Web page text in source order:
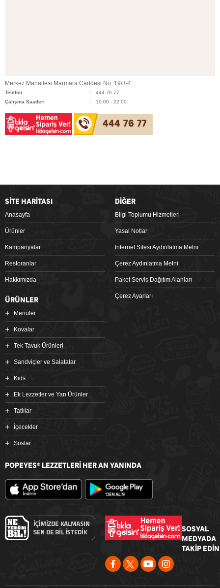
Merkez Mahallesi Marmara Caddesi No: 19/3-4
Telefon
444 76 77
Çalışma Saatleri
10:00 - 22:00
444 76 77
SİTE HARİTASI
Anasayfa
Ürünler
Kampanyalar
Restoranlar
Hakkımızda
DİĞER
Bilgi Toplumu Hizmetleri
Yasal Notlar
İnternet Sitesi Aydınlatma Metni
Çerez Aydınlatma Metni
Paket Servis Dağıtım Alanları
Çerez Ayarları
ÜRÜNLER
Menüler
Kovalar
Tek Tavuk Ürünleri
Sandviçler ve Salatalar
Kids
Ek Lezzetler ve Yan Ürünler
Tatlılar
İçecekler
Soslar
POPEYES® LEZZETLERİ HER AN YANINDA
SOSYAL
MEDYADA
TAKİP EDİN